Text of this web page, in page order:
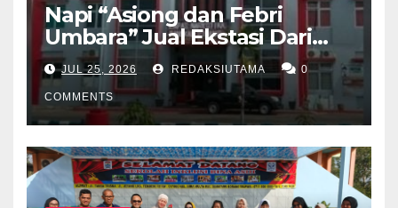
Napi “Asiong dan Febri
Umbara” Jual Ekstasi Dari
Dalam Lapas Rp 12 Juta/40
Butir
JUL 25, 2026 REDAKSIUTAMA 0
COMMENTS